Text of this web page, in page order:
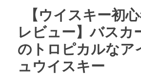
【ウイスキー初
レビュー】バスカ
のトロピカルなア
ュウイスキー